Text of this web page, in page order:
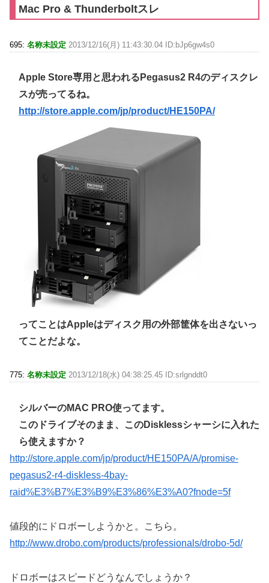
Mac Pro & Thunderboltスレ
695: 名称未設定 2013/12/16(月) 11:43:30.04 ID:bJp6gw4s0
Apple Store専用と思われるPegasus2 R4のディスクレ
スが売ってるね。
http://store.apple.com/jp/product/HE150PA/
ってことはAppleはディスク用の外部筐体を出さないっ
てことだよな。
775: 名称未設定 2013/12/18(水) 04:38:25.45 ID:srlgnddt0
シルバーのMAC PRO使ってます。
このドライブそのまま、このDisklessシャーシに入れた
ら使えますか？
http://store.apple.com/jp/product/HE150PA/A/promise-
pegasus2-r4-diskless-4bay-
raid%E3%B7%E3%B9%E3%86%E3%A0?fnode=5f
値段的にドロボーしようかと。こちら。
http://www.drobo.com/products/professionals/drobo-5d/
ドロボーはスピードどうなんでしょうか？